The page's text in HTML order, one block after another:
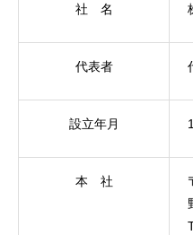
社 名
代表者
設立年月
本 社